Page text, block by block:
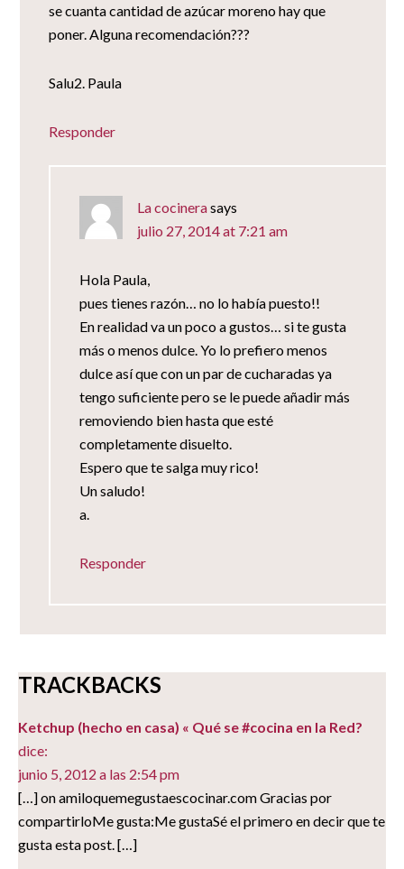
se cuanta cantidad de azúcar moreno hay que
poner. Alguna recomendación???
Salu2. Paula
Responder
La cocinerasays
julio 27, 2014 at 7:21 am
Hola Paula,
pues tienes razón… no lo había puesto!!
En realidad va un poco a gustos… si te gusta
más o menos dulce. Yo lo prefiero menos
dulce así que con un par de cucharadas ya
tengo suficiente pero se le puede añadir más
removiendo bien hasta que esté
completamente disuelto.
Espero que te salga muy rico!
Un saludo!
a.
Responder
TRACKBACKS
Ketchup (hecho en casa) « Qué se #cocina en la Red?
dice:
junio 5, 2012 a las 2:54 pm
[…] on amiloquemegustaescocinar.com Gracias por
compartirloMe gusta:Me gustaSé el primero en decir que te
gusta esta post. […]